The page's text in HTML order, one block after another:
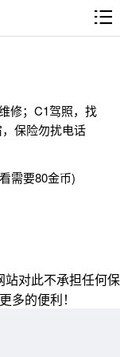
修；C1驾照，找
保险勿扰电话
需要80金币)
对此不承担任何保
多的便利！